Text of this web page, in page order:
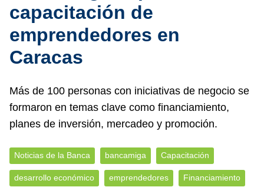
capacitación de
emprendedores en
Caracas
Más de 100 personas con iniciativas de negocio se
formaron en temas clave como financiamiento,
planes de inversión, mercadeo y promoción.
Noticias de la Banca bancamiga Capacitación
desarrollo económico emprendedores Financiamiento